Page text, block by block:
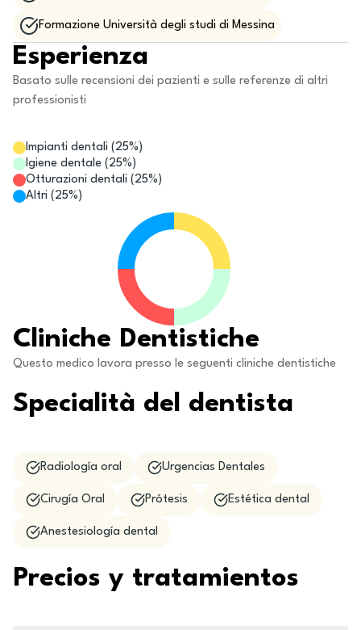
Formazione Università degli studi di Messina
Esperienza
Basato sulle recensioni dei pazienti e sulle referenze di altri
professionisti
Impianti dentali ( 25%)
Igiene dentale ( 25%)
Otturazioni dentali ( 25%)
Altri ( 25%)
Cliniche Dentistiche
Questo medico lavora presso le seguenti cliniche dentistiche
Specialità del dentista
Radiología oral Urgencias Dentales
Cirugía Oral Prótesis Estética dental
Anestesiología dental
Precios y tratamientos